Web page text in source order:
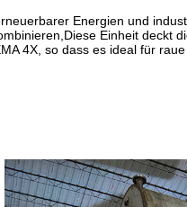
Energien und
Einheit deckt
4X, so dass es ideal für